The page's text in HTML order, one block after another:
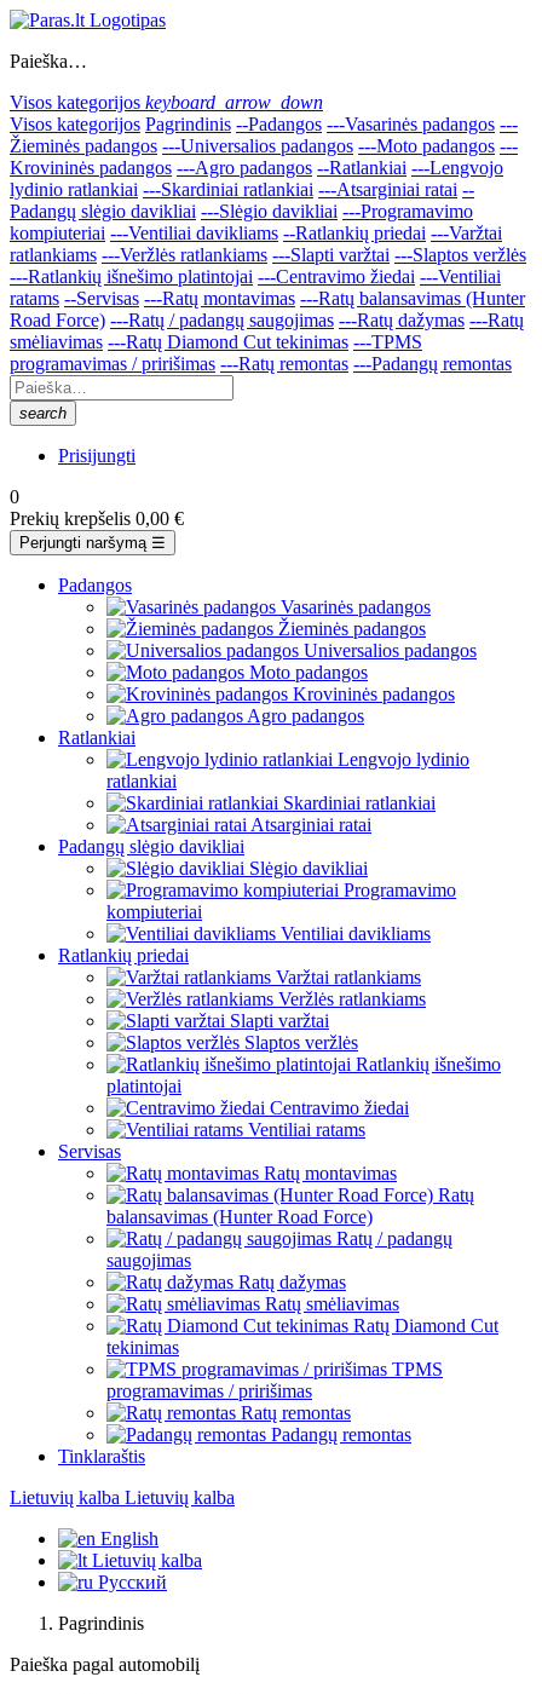
Paieška…
Visos kategorijos keyboard_arrow_down
Visos kategorijos Pagrindinis --Padangos ---Vasarinės padangos ---
Žieminės padangos ---Universalios padangos ---Moto padangos ---
Krovininės padangos ---Agro padangos --Ratlankiai ---Lengvojo
lydinio ratlankiai ---Skardiniai ratlankiai ---Atsarginiai ratai --
Padangų slėgio davikliai ---Slėgio davikliai ---Programavimo
kompiuteriai ---Ventiliai davikliams --Ratlankių priedai ---Varžtai
ratlankiams ---Veržlės ratlankiams ---Slapti varžtai ---Slaptos veržlės
---Ratlankių išnešimo platintojai ---Centravimo žiedai ---Ventiliai
ratams --Servisas ---Ratų montavimas ---Ratų balansavimas (Hunter
Road Force) ---Ratų / padangų saugojimas ---Ratų dažymas ---Ratų
smėliavimas ---Ratų Diamond Cut tekinimas ---TPMS
programavimas / pririšimas ---Ratų remontas ---Padangų remontas
search
Prisijungti
0
Prekių krepšelis 0,00 €
Perjungti naršymą ☰
Padangos
Vasarinės padangos
Žieminės padangos
Universalios padangos
Moto padangos
Krovininės padangos
Agro padangos
Ratlankiai
Lengvojo lydinio
ratlankiai
Skardiniai ratlankiai
Atsarginiai ratai
Padangų slėgio davikliai
Slėgio davikliai
Programavimo
kompiuteriai
Ventiliai davikliams
Ratlankių priedai
Varžtai ratlankiams
Veržlės ratlankiams
Slapti varžtai
Slaptos veržlės
Ratlankių išnešimo
platintojai
Centravimo žiedai
Ventiliai ratams
Servisas
Ratų montavimas
Ratų
balansavimas (Hunter Road Force)
Ratų / padangų
saugojimas
Ratų dažymas
Ratų smėliavimas
Ratų Diamond Cut
tekinimas
TPMS
programavimas / pririšimas
Ratų remontas
Padangų remontas
Tinklaraštis
Lietuvių kalba Lietuvių kalba
English
Lietuvių kalba
Русский
Pagrindinis
Paieška pagal automobilį